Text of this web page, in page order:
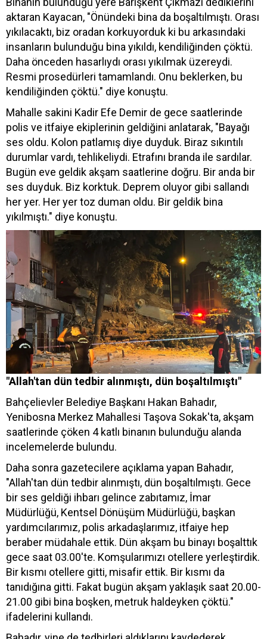
aktaran Kayacan, "Önündeki bina da boşaltılmıştı. Orası
yıkılacaktı, biz oradan korkuyorduk ki bu arkasındaki
insanların bulunduğu bina yıkıldı, kendiliğinden çöktü.
Daha önceden hasarlıydı orası yıkılmak üzereydi.
Resmi prosedürleri tamamlandı. Onu beklerken, bu
kendiliğinden çöktü." diye konuştu.
Mahalle sakini Kadir Efe Demir de gece saatlerinde
polis ve itfaiye ekiplerinin geldiğini anlatarak, "Bayağı
ses oldu. Kolon patlamış diye duyduk. Biraz sıkıntılı
durumlar vardı, tehlikeliydi. Etrafını branda ile sardılar.
Bugün eve geldik akşam saatlerine doğru. Bir anda bir
ses duyduk. Biz korktuk. Deprem oluyor gibi sallandı
her yer. Her yer toz duman oldu. Bir geldik bina
yıkılmıştı." diye konuştu.
"Allah'tan dün tedbir alınmıştı, dün boşaltılmıştı"
Bahçelievler Belediye Başkanı Hakan Bahadır,
Yenibosna Merkez Mahallesi Taşova Sokak'ta, akşam
saatlerinde çöken 4 katlı binanın bulunduğu alanda
incelemelerde bulundu.
Daha sonra gazetecilere açıklama yapan Bahadır,
"Allah'tan dün tedbir alınmıştı, dün boşaltılmıştı. Gece
bir ses geldiği ihbarı gelince zabıtamız, İmar
Müdürlüğü, Kentsel Dönüşüm Müdürlüğü, başkan
yardımcılarımız, polis arkadaşlarımız, itfaiye hep
beraber müdahale ettik. Dün akşam bu binayı boşalttık
gece saat 03.00'te. Komşularımızı otellere yerleştirdik.
Bir kısmı otellere gitti, misafir ettik. Bir kısmı da
tanıdığına gitti. Fakat bugün akşam yaklaşık saat 20.00-
21.00 gibi bina boşken, metruk haldeyken çöktü."
ifadelerini kullandı.